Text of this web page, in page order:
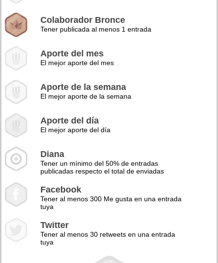
Colaborador Bronce
Tener publicada al menos 1 entrada
Aporte del mes
El mejor aporte del mes
Aporte de la semana
El mejor aporte de la semana
Aporte del día
El mejor aporte del día
Diana
Tener un mínimo del 50% de entradas
publicadas respecto el total de enviadas
Facebook
Tener al menos 300 Me gusta en una entrada
tuya
Twitter
Tener al menos 30 retweets en una entrada
tuya